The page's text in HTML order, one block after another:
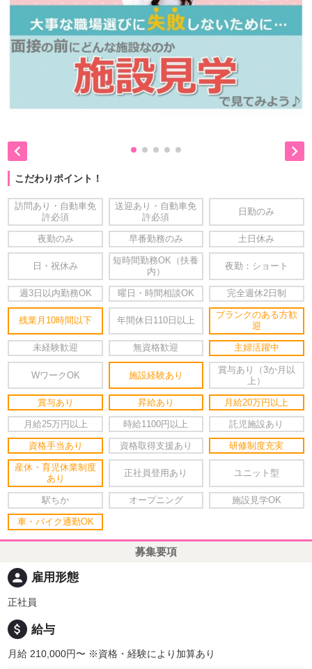
 
こだわりポイント！
訪問あり・自動車免
許必須
送迎あり・自動車免
許必須
日勤のみ
夜勤のみ 早番勤務のみ 土日休み
日・祝休み
短時間勤務OK（扶養
内）
夜勤：ショート
週3日以内勤務OK 曜日・時間相談OK 完全週休2日制
残業月10時間以下 年間休日110日以上
ブランクのある方歓
迎
未経験歓迎 無資格歓迎 主婦活躍中
WワークOK 施設経験あり
賞与あり（3か月以
上）
賞与あり 昇給あり 月給20万円以上
月給25万円以上 時給1100円以上 託児施設あり
資格手当あり 資格取得支援あり 研修制度充実
産休・育児休業制度
あり
正社員登用あり ユニット型
駅ちか オープニング 施設見学OK
車・バイク通勤OK
募集要項
person 雇用形態
正社員
attach_money 給与
月給 210,000円〜 ※資格・経験により加算あり